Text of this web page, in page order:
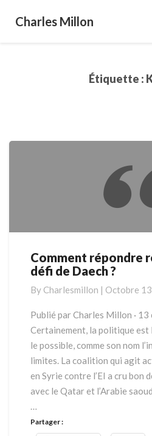
Charles Millon
Étiquette :
Comment
répondre
au
défi
Daech
?
Comment répondre
défi de Daech ?
By Charlesmillon | Octobre
Publié par Charles Millon ·
Certainement, la politique est
le possible, comme son nom
limites. La coalition qui agit
en Syrie contre l’EI a cru bon
avec le Qatar et l’Arabie
…
Partager :